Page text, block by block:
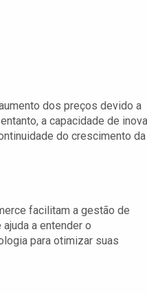
dos preços devido a
a capacidade de
do crescimento da
facilitam a gestão de
a entender o
para otimizar suas